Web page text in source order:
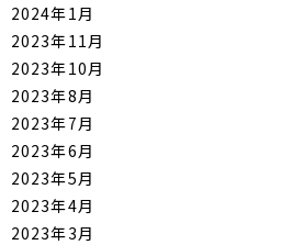
2024年1月
2023年11月
2023年10月
2023年8月
2023年7月
2023年6月
2023年5月
2023年4月
2023年3月